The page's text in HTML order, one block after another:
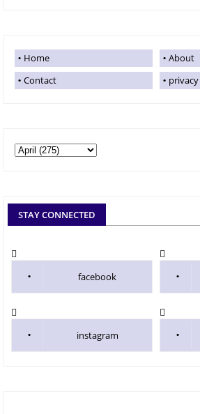
Home
About
Contact
STAY CONNECTED
facebook
instagram